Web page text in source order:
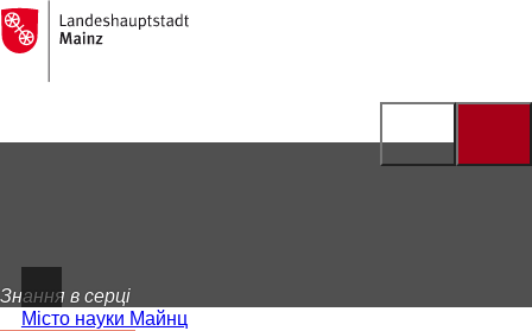
Перейти до змісту
На
головну
сторінку
Знання в серці
Місто науки Майнц